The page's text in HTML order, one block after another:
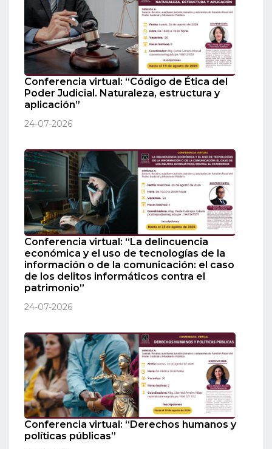
Conferencia virtual: “Código de Ética del
Poder Judicial. Naturaleza, estructura y
aplicación”
24-07-2026
Conferencia virtual: “La delincuencia
económica y el uso de tecnologías de la
información o de la comunicación: el caso
de los delitos informáticos contra el
patrimonio”
24-07-2026
Conferencia virtual: “Derechos humanos y
políticas públicas”